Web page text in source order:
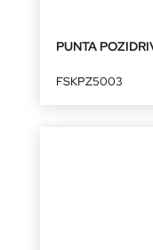
PUNTA
FSKPZ5003